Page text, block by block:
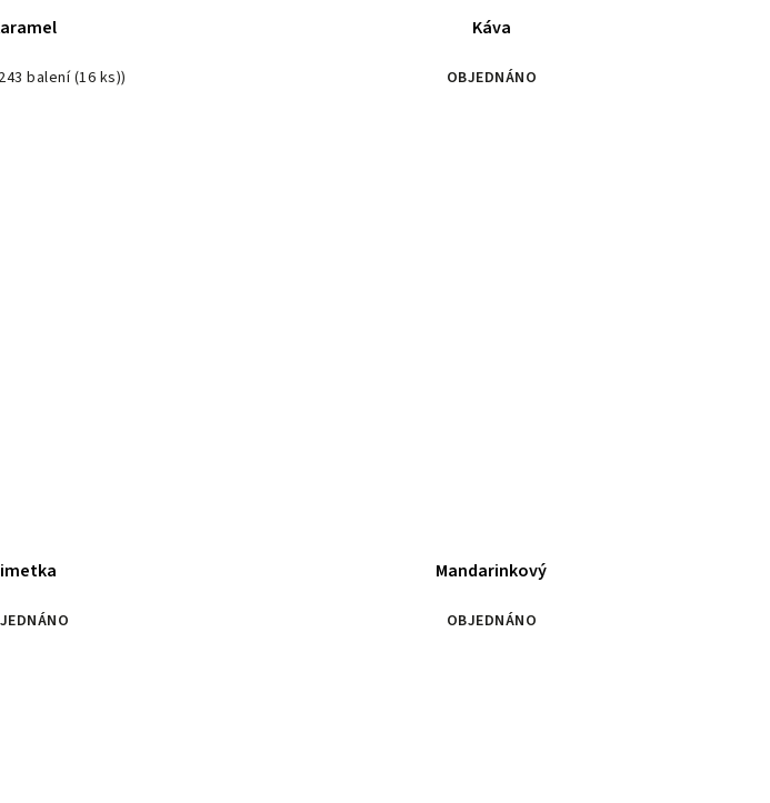
balení (16 ks))
Káva
OBJEDNÁNO
Mandarinkový
OBJEDNÁNO